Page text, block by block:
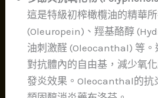
這是特級初榨橄欖油的精華
(Oleuropein)、羥基酪醇
油刺激醛 (Oleocanthal) 等
對抗體內的自由基，減少氧
發炎效果。Oleocanthal的抗